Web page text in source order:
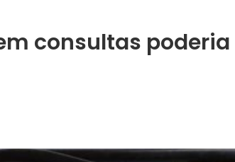
consultas